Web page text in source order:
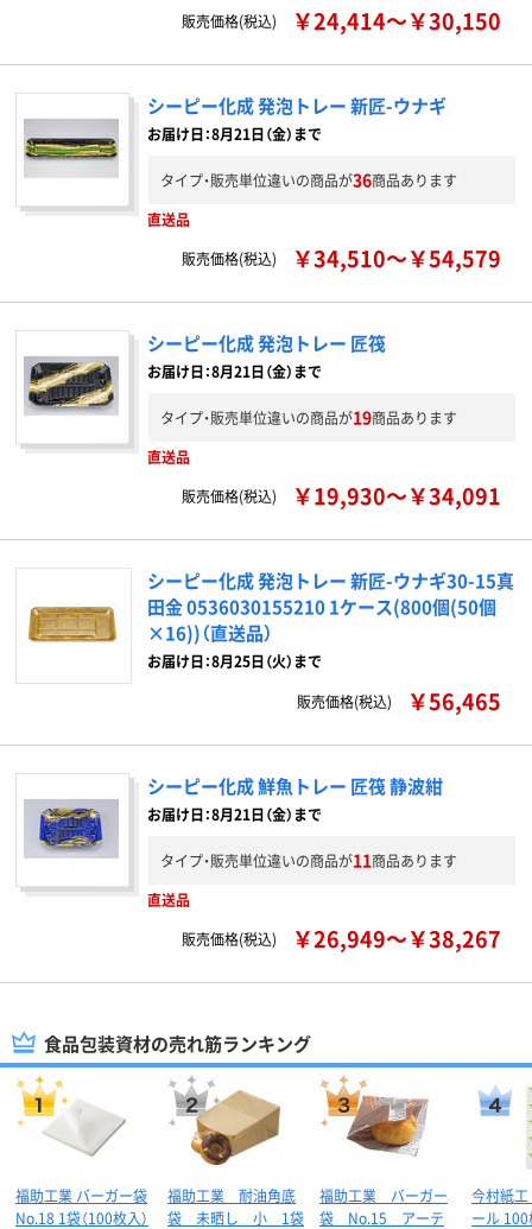
販売価格(税込) ￥24,414～￥30,150
シーピー化成 発泡トレー 新匠-ウナギ
お届け日：8月21日（金）まで
タイプ・販売単位違いの商品が36商品あります
直送品
販売価格(税込)
￥34,510～￥54,579
シーピー化成 発泡トレー 匠筏
お届け日：8月21日（金）まで
タイプ・販売単位違いの商品が19商品あります
直送品
販売価格(税込)
￥19,930～￥34,091
シーピー化成 発泡トレー 新匠-ウナギ30-15真
田金 0536030155210 1ケース(800個(50個
×16))（直送品）
お届け日：8月25日（火）まで
販売価格(税込)
￥56,465
シーピー化成 鮮魚トレー 匠筏 静波紺
お届け日：8月21日（金）まで
タイプ・販売単位違いの商品が11商品あります
直送品
販売価格(税込)
￥26,949～￥38,267
食品包装資材の売れ筋ランキング
福助工業 バーガー袋
No.18 1袋（100枚入）
福助工業 耐油角底
袋 未晒し 小 1袋
福助工業 バーガー
袋 No.15 アーテ
今村紙
ール